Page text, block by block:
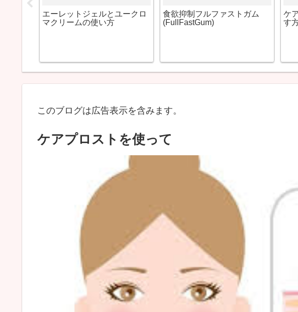
エーレットジェルとユークロ
マクリームの使い方
食欲抑制フルファストガム
(FullFastGum)
ケ
す
このブログは広告表示を含みます。
ケアプロストを使って